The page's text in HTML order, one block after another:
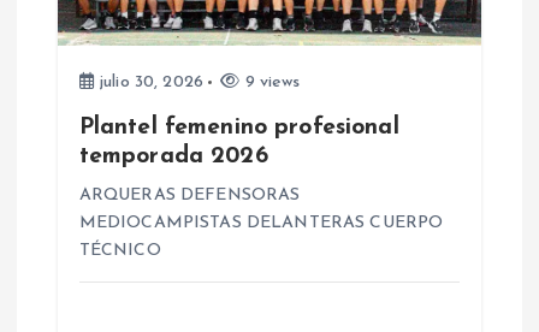
julio 30, 2026 9 views
Plantel femenino profesional
temporada 2026
ARQUERAS DEFENSORAS
MEDIOCAMPISTAS DELANTERAS CUERPO
TÉCNICO